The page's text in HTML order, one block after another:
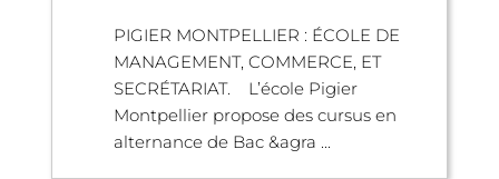
PIGIER MONTPELLIER : ÉCOLE DE
MANAGEMENT, COMMERCE, ET
SECRÉTARIAT. L’école Pigier
Montpellier propose des cursus en
alternance de Bac &agra ...